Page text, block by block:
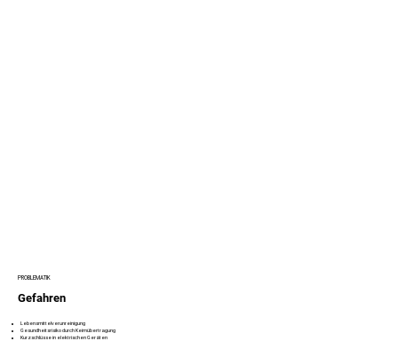
PROBLEMATIK
Gefahren
Lebensmittelverunreinigung
Gesundheitsrisiko durch Keimübertragung
Kurzschlüsse in elektrischen Geräten